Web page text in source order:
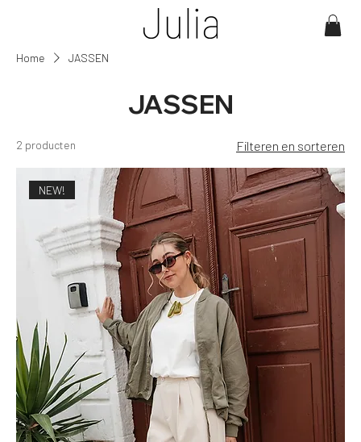
Home JASSEN
JASSEN
2 producten Filteren en sorteren
NEW!